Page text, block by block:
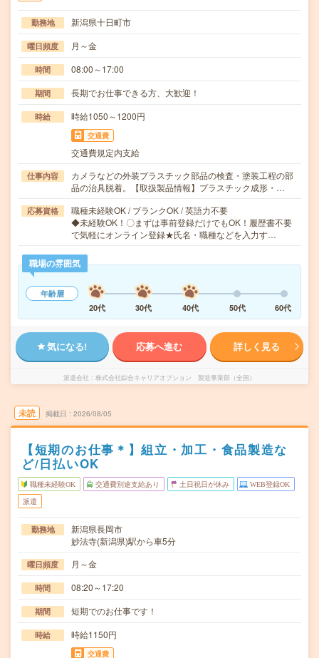
勤務地 新潟県十日町市
曜日頻度 月～金
時間 08:00～17:00
期間 長期でお仕事できる方、大歓迎！
時給 時給1050～1200円
交通費
交通費規定内支給
仕事内容
カメラなどの外装プラスチック部品の検査・塗装工程の部
品の治具脱着。【取扱製品情報】プラスチック成形・…
応募資格
職種未経験OK / ブランクOK / 英語力不要
◆未経験OK！〇まずは事前登録だけでもOK！履歴書不要
で気軽にオンライン登録★氏名・職種などを入力す…
職場の雰囲気
年齢層
20代
30代 40代 50代 60代
気になる! 応募へ進む 詳しく見る
派遣会社 株式会社綜合キャリアオプション 製造事業部（全国）
未読 掲載日 2026/08/05
【短期のお仕事＊】組立・加工・食品製造な
ど/日払いOK
職種未経験OK 交通費別途支給あり 土日祝日が休み WEB登録OK
派遣
勤務地
新潟県長岡市
妙法寺(新潟県)駅から車5分
曜日頻度 月～金
時間 08:20～17:20
期間 短期でのお仕事です！
時給 時給1150円
交通費